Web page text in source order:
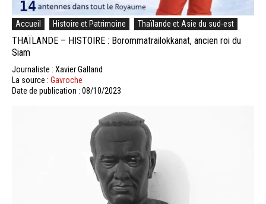
Accueil Histoire et Patrimoine Thaïlande et Asie du sud-est
THAÏLANDE – HISTOIRE : Borommatrailokkanat, ancien roi du
Siam
Journaliste : Xavier Galland
La source : Gavroche
Date de publication : 08/10/2023